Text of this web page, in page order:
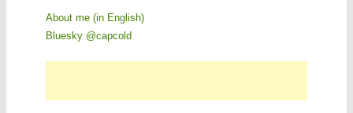
About me (in English)
Bluesky @capcold